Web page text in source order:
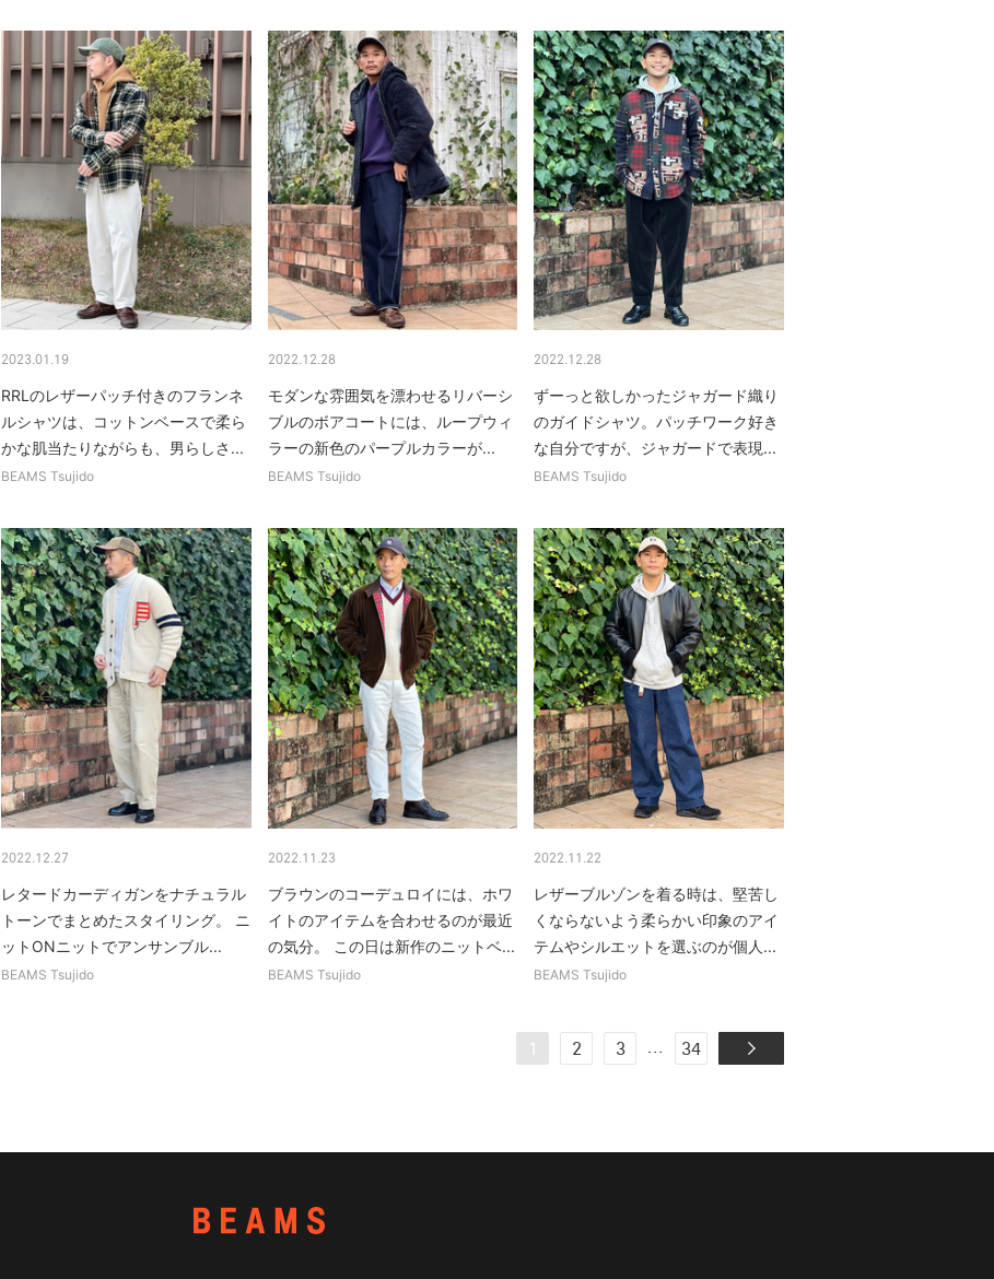
2023.01.19
RRLのレザーパッチ付きのフランネ
ルシャツは、コットンベースで柔ら
かな肌当たりながらも、男らしさ...
BEAMS Tsujido
2022.12.28
モダンな雰囲気を漂わせるリバーシ
ブルのボアコートには、ループウィ
ラーの新色のパープルカラーが...
BEAMS Tsujido
2022.12.28
ずーっと欲しかったジャガード織り
のガイドシャツ。パッチワーク好き
な自分ですが、ジャガードで表現...
BEAMS Tsujido
2022.12.27
レタードカーディガンをナチュラル
トーンでまとめたスタイリング。 ニ
ットONニットでアンサンブル...
BEAMS Tsujido
2022.11.23
ブラウンのコーデュロイには、ホワ
イトのアイテムを合わせるのが最近
の気分。 この日は新作のニットベ...
BEAMS Tsujido
2022.11.22
レザーブルゾンを着る時は、堅苦し
くならないよう柔らかい印象のアイ
テムやシルエットを選ぶのが個人...
BEAMS Tsujido
1 2 3 ... 34